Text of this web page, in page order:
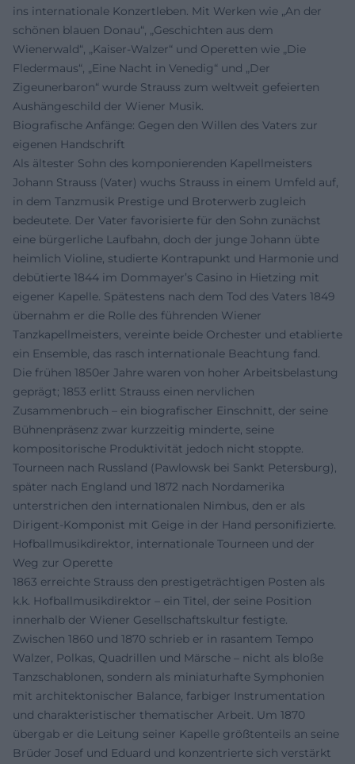
ins internationale Konzertleben. Mit Werken wie „An der
schönen blauen Donau“, „Geschichten aus dem
Wienerwald“, „Kaiser-Walzer“ und Operetten wie „Die
Fledermaus“, „Eine Nacht in Venedig“ und „Der
Zigeunerbaron“ wurde Strauss zum weltweit gefeierten
Aushängeschild der Wiener Musik.
Biografische Anfänge: Gegen den Willen des Vaters zur
eigenen Handschrift
Als ältester Sohn des komponierenden Kapellmeisters
Johann Strauss (Vater) wuchs Strauss in einem Umfeld auf,
in dem Tanzmusik Prestige und Broterwerb zugleich
bedeutete. Der Vater favorisierte für den Sohn zunächst
eine bürgerliche Laufbahn, doch der junge Johann übte
heimlich Violine, studierte Kontrapunkt und Harmonie und
debütierte 1844 im Dommayer’s Casino in Hietzing mit
eigener Kapelle. Spätestens nach dem Tod des Vaters 1849
übernahm er die Rolle des führenden Wiener
Tanzkapellmeisters, vereinte beide Orchester und etablierte
ein Ensemble, das rasch internationale Beachtung fand.
Die frühen 1850er Jahre waren von hoher Arbeitsbelastung
geprägt; 1853 erlitt Strauss einen nervlichen
Zusammenbruch – ein biografischer Einschnitt, der seine
Bühnenpräsenz zwar kurzzeitig minderte, seine
kompositorische Produktivität jedoch nicht stoppte.
Tourneen nach Russland (Pawlowsk bei Sankt Petersburg),
später nach England und 1872 nach Nordamerika
unterstrichen den internationalen Nimbus, den er als
Dirigent-Komponist mit Geige in der Hand personifizierte.
Hofballmusikdirektor, internationale Tourneen und der
Weg zur Operette
1863 erreichte Strauss den prestigeträchtigen Posten als
k.k. Hofballmusikdirektor – ein Titel, der seine Position
innerhalb der Wiener Gesellschaftskultur festigte.
Zwischen 1860 und 1870 schrieb er in rasantem Tempo
Walzer, Polkas, Quadrillen und Märsche – nicht als bloße
Tanzschablonen, sondern als miniaturhafte Symphonien
mit architektonischer Balance, farbiger Instrumentation
und charakteristischer thematischer Arbeit. Um 1870
übergab er die Leitung seiner Kapelle größtenteils an seine
Brüder Josef und Eduard und konzentrierte sich verstärkt